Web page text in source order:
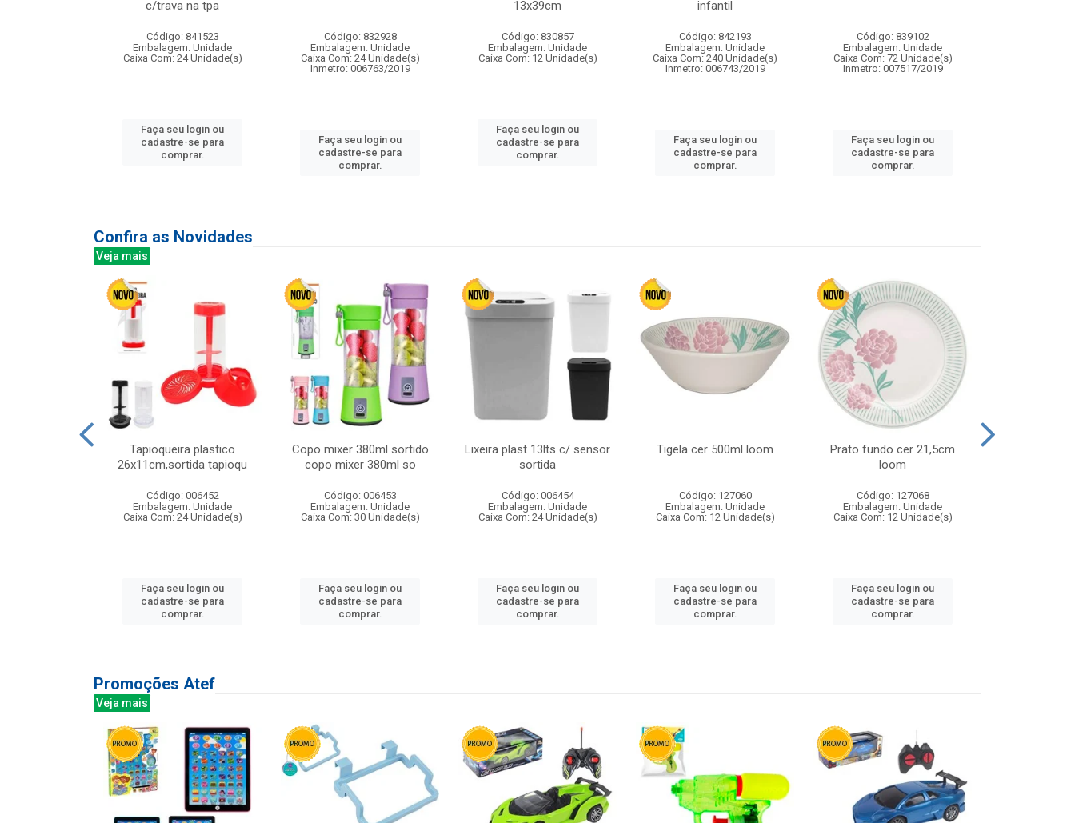
c/trava na tpa
Código: 841523
Embalagem: Unidade
Caixa Com: 24 Unidade(s)
Faça seu login ou
cadastre-se para
comprar.
Código: 832928
Embalagem: Unidade
Caixa Com: 24 Unidade(s)
Inmetro: 006763/2019
Faça seu login ou
cadastre-se para
comprar.
13x39cm
Código: 830857
Embalagem: Unidade
Caixa Com: 12 Unidade(s)
Faça seu login ou
cadastre-se para
comprar.
infantil
Código: 842193
Embalagem: Unidade
Caixa Com: 240 Unidade(s)
Inmetro: 006743/2019
Faça seu login ou
cadastre-se para
comprar.
Código: 839102
Embalagem: Unidade
Caixa Com: 72 Unidade(s)
Inmetro: 007517/2019
Faça seu login ou
cadastre-se para
comprar.
Confira as Novidades
Veja mais
Tapioqueira plastico
26x11cm,sortida tapioqu
Código: 006452
Embalagem: Unidade
Caixa Com: 24 Unidade(s)
Faça seu login ou
cadastre-se para
comprar.
Copo mixer 380ml sortido
copo mixer 380ml so
Código: 006453
Embalagem: Unidade
Caixa Com: 30 Unidade(s)
Faça seu login ou
cadastre-se para
comprar.
Lixeira plast 13lts c/ sensor
sortida
Código: 006454
Embalagem: Unidade
Caixa Com: 24 Unidade(s)
Faça seu login ou
cadastre-se para
comprar.
Tigela cer 500ml loom
Código: 127060
Embalagem: Unidade
Caixa Com: 12 Unidade(s)
Faça seu login ou
cadastre-se para
comprar.
Prato fundo cer 21,5cm
loom
Código: 127068
Embalagem: Unidade
Caixa Com: 12 Unidade(s)
Faça seu login ou
cadastre-se para
comprar.
Promoções Atef
Veja mais